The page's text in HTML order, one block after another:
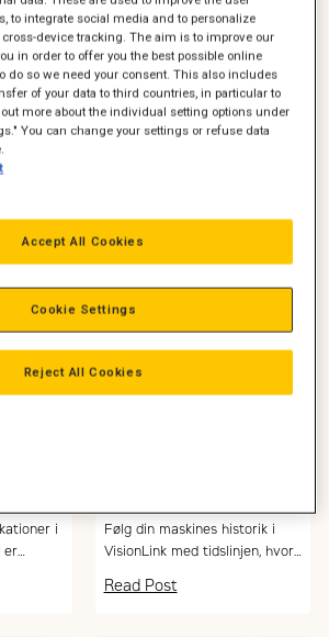
Cat® maskiner til
landbruget og den
grønne sektor
TBS Maskinpower og Zeppelin
Danmark har indgået et
i
er
kan
i VisionLink
Følg din maskines historik i
VisionLink med tidslinjen, hvor
hændelser – og skabe overblik
Read Post
to integrate social media and to personalize
device tracking. The aim is to improve our
in order to offer you the best possible online
do so we need your consent. This also includes
of your data to third countries, in particular to
more about the individual setting options under
You can change your settings or refuse data
Reject All Cookies
Accept All Cookies
Cookie Settings